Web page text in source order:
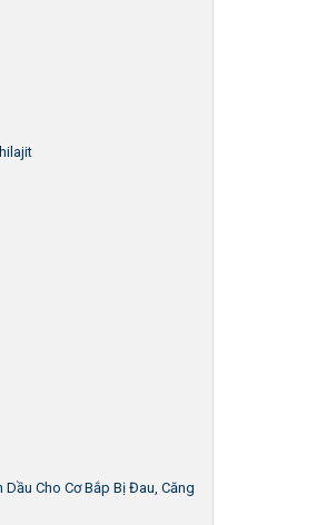
Dầu Cho Cơ Bắp Bị Đau, Căng